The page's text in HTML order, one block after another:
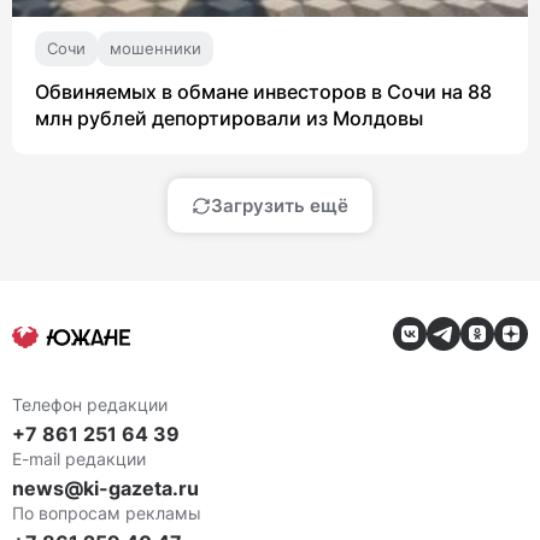
Сочи мошенники
Обвиняемых в обмане инвесторов в Сочи на 88
млн рублей депортировали из Молдовы
Загрузить ещё
Телефон редакции
+7 861 251 64 39
E-mail редакции
news@ki-gazeta.ru
По вопросам рекламы